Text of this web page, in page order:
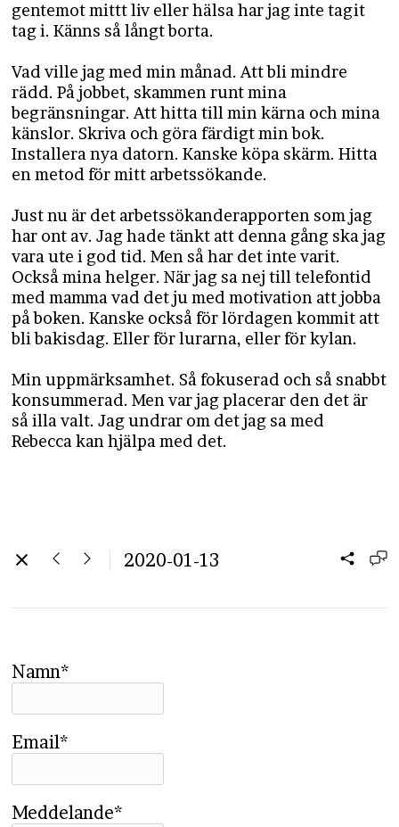
gentemot mittt liv eller hälsa har jag inte tagit
tag i. Känns så långt borta.
Vad ville jag med min månad. Att bli mindre
rädd. På jobbet, skammen runt mina
begränsningar. Att hitta till min kärna och mina
känslor. Skriva och göra färdigt min bok.
Installera nya datorn. Kanske köpa skärm. Hitta
en metod för mitt arbetssökande.
Just nu är det arbetssökanderapporten som jag
har ont av. Jag hade tänkt att denna gång ska jag
vara ute i god tid. Men så har det inte varit.
Också mina helger. När jag sa nej till telefontid
med mamma vad det ju med motivation att jobba
på boken. Kanske också för lördagen kommit att
bli bakisdag. Eller för lurarna, eller för kylan.
Min uppmärksamhet. Så fokuserad och så snabbt
konsummerad. Men var jag placerar den det är
så illa valt. Jag undrar om det jag sa med
Rebecca kan hjälpa med det.
2020-01-13
Namn*
Email*
Meddelande*